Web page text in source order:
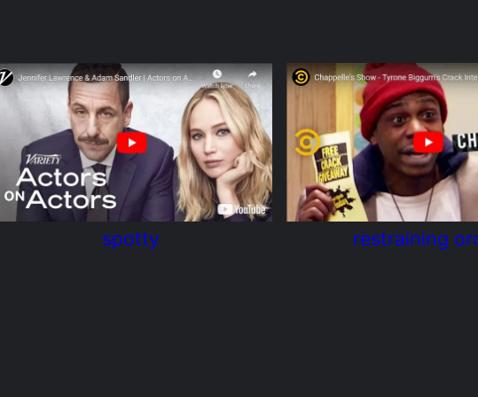
spotty restraining